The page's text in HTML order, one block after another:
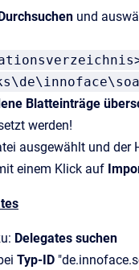
und
Blatteinträge
werden!
ausgewählt und der
einem Klick auf
Delegates suchen
Typ-ID